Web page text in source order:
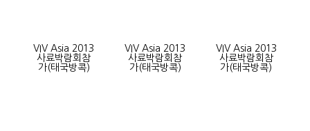
VIV Asia 2013
사료박람회참
가(태국방콕)
VIV Asia 2013
사료박람회참
가(태국방콕)
VIV Asia 2013
사료박람회참
가(태국방콕)